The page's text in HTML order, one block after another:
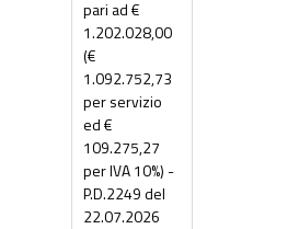
pari ad €
1.202.028,00
(€
1.092.752,73
per servizio
ed €
109.275,27
per IVA 10%) -
P.D.2249 del
22.07.2026